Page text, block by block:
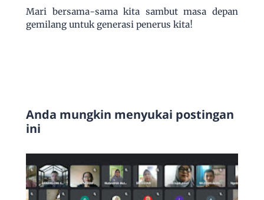
Mari bersama-sama kita sambut masa depan
gemilang untuk generasi penerus kita!
Anda mungkin menyukai postingan
ini